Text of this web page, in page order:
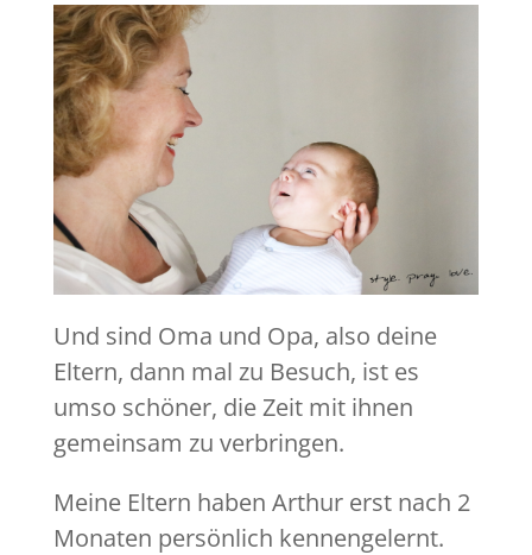
Und sind Oma und Opa, also deine
Eltern, dann mal zu Besuch, ist es
umso schöner, die Zeit mit ihnen
gemeinsam zu verbringen.
Meine Eltern haben Arthur erst nach 2
Monaten persönlich kennengelernt.